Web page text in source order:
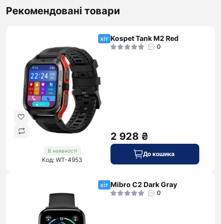
Рекомендовані товари
хіт
В наявності
Код: WT-4953
Kospet Tank M2 Red
0
2 928 ₴
До кошика
хіт Mibro C2 Dark Gray
0